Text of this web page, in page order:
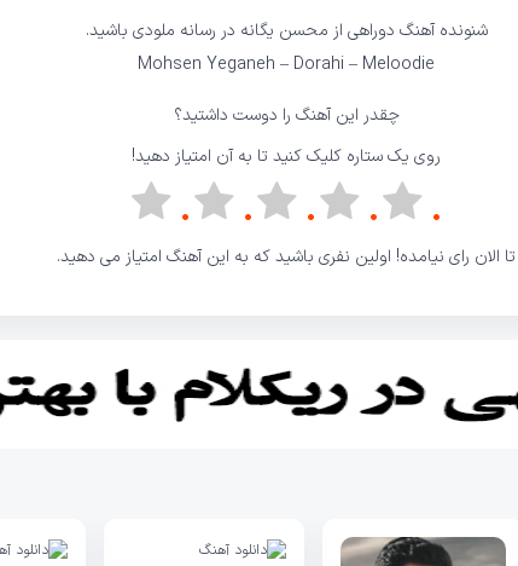
شنونده آهنگ دوراهی از محسن یگانه در رسانه ملودی باشید.
Mohsen Yeganeh – Dorahi – Meloodie
چقدر این آهنگ را دوست داشتید؟
روی یک ستاره کلیک کنید تا به آن امتیاز دهید!
تا الان رای نیامده! اولین نفری باشید که به این آهنگ امتیاز می دهید.